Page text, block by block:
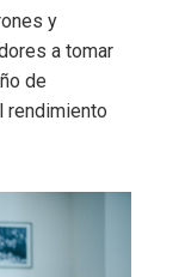
y
a tomar
de
rendimiento